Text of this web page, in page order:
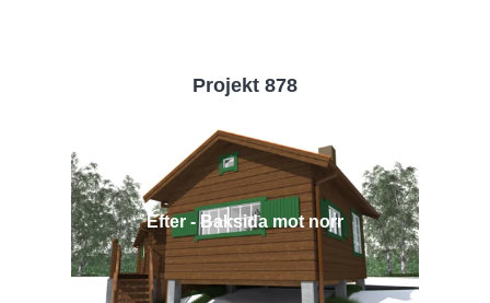
Projekt 878
Efter - Baksida mot norr